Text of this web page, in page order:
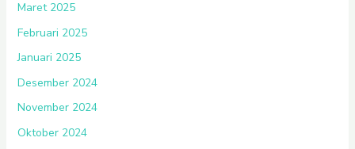
Maret 2025
Februari 2025
Januari 2025
Desember 2024
November 2024
Oktober 2024